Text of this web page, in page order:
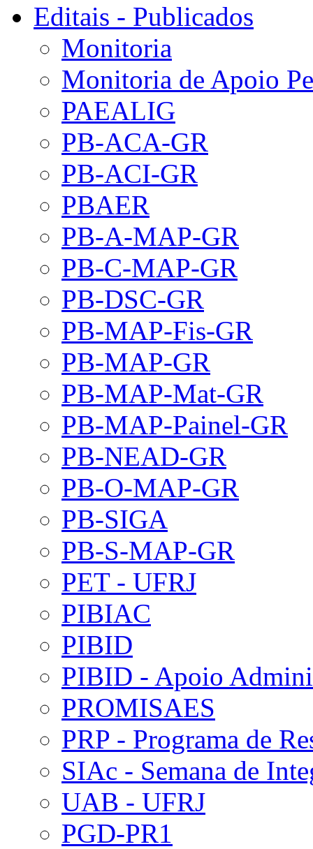
Editais - Publicados
Monitoria
Monitoria de Apoio
PAEALIG
PB-ACA-GR
PB-ACI-GR
PBAER
PB-A-MAP-GR
PB-C-MAP-GR
PB-DSC-GR
PB-MAP-Fis-GR
PB-MAP-GR
PB-MAP-Mat-GR
PB-MAP-Painel-GR
PB-NEAD-GR
PB-O-MAP-GR
PB-SIGA
PB-S-MAP-GR
PET - UFRJ
PIBIAC
PIBID
PIBID - Apoio
PROMISAES
PRP - Programa de
SIAc - Semana de
UAB - UFRJ
PGD-PR1